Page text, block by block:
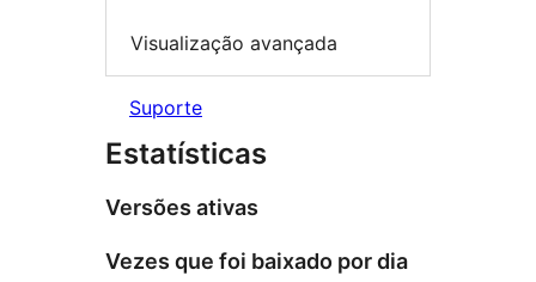
Visualização avançada
Suporte
Estatísticas
Versões ativas
Vezes que foi baixado por dia